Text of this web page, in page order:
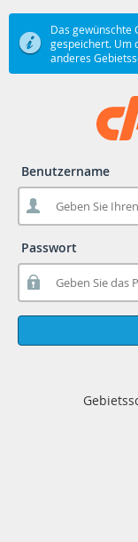
Das gewünschte
gespeichert. Um
anderes
Benutzername
Passwort